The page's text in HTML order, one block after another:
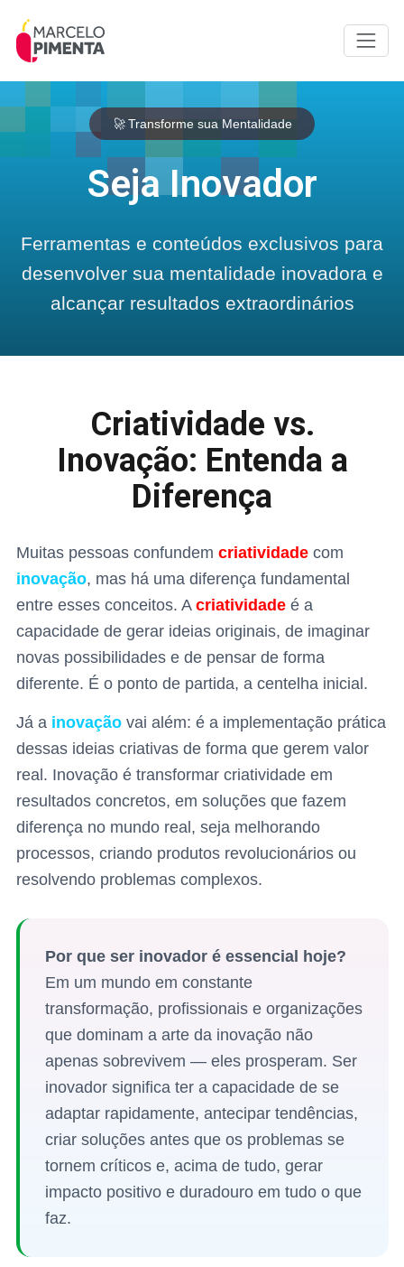
🚀 Transforme sua Mentalidade
Seja Inovador
Ferramentas e conteúdos exclusivos para
desenvolver sua mentalidade inovadora e
alcançar resultados extraordinários
Criatividade vs.
Inovação: Entenda a
Diferença
Muitas pessoas confundem criatividade com
inovação, mas há uma diferença fundamental
entre esses conceitos. A criatividade é a
capacidade de gerar ideias originais, de imaginar
novas possibilidades e de pensar de forma
diferente. É o ponto de partida, a centelha inicial.
Já a inovação vai além: é a implementação prática
dessas ideias criativas de forma que gerem valor
real. Inovação é transformar criatividade em
resultados concretos, em soluções que fazem
diferença no mundo real, seja melhorando
processos, criando produtos revolucionários ou
resolvendo problemas complexos.
Por que ser inovador é essencial hoje?
Em um mundo em constante
transformação, profissionais e organizações
que dominam a arte da inovação não
apenas sobrevivem — eles prosperam. Ser
inovador significa ter a capacidade de se
adaptar rapidamente, antecipar tendências,
criar soluções antes que os problemas se
tornem críticos e, acima de tudo, gerar
impacto positivo e duradouro em tudo o que
faz.